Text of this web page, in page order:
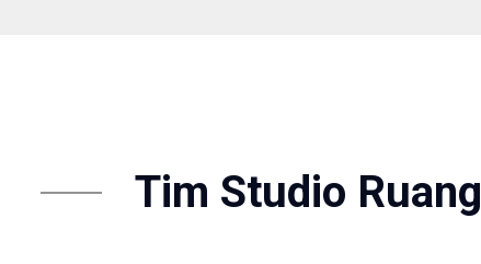
Tim Studio Ruang